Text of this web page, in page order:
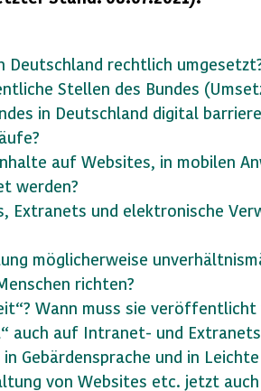
Deutschland rechtlich
Stellen des Bundes
in Deutschland digital
auf Websites, in mobilen
werden?
Extranets und elektronische
möglicherweise
richten?
Wann muss sie veröffentlicht
auch auf Intranet- und
Gebärdensprache und in
von Websites etc. jetzt